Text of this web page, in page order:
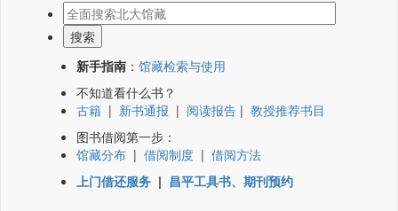
新手指南 ： 馆藏检索与使用
不知道看什么书？
古籍 | 新书通报 | 阅读报告 | 教授推荐书目
图书借阅第一步：
馆藏分布 | 借阅制度 | 借阅方法
上门借还服务 | 昌平工具书、期刊预约